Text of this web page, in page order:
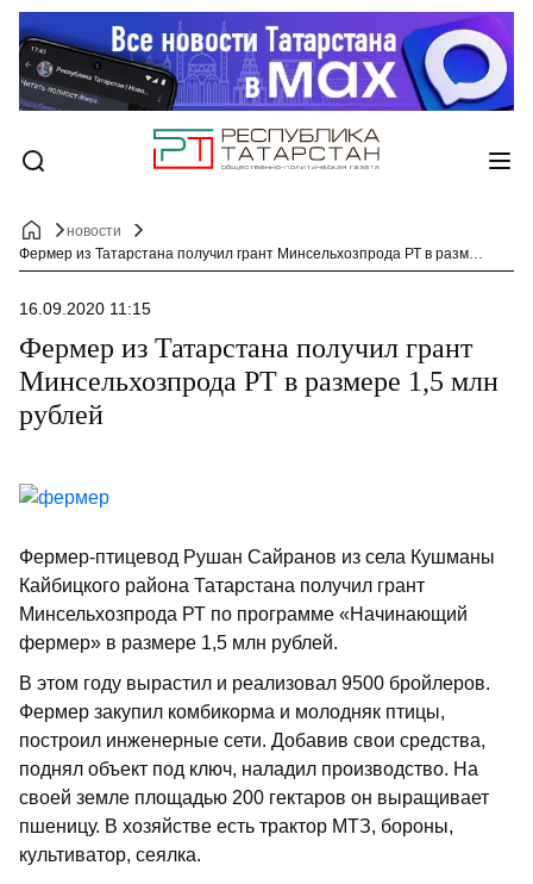
новости
Фермер из Татарстана получил грант Минсельхозпрода РТ в размере 1,5 млн рублей
16.09.2020 11:15
Фермер из Татарстана получил грант
Минсельхозпрода РТ в размере 1,5 млн
рублей
Фермер-птицевод Рушан Сайранов из села Кушманы
Кайбицкого района Татарстана получил грант
Минсельхозпрода РТ по программе «Начинающий
фермер» в размере 1,5 млн рублей.
В этом году вырастил и реализовал 9500 бройлеров.
Фермер закупил комбикорма и молодняк птицы,
построил инженерные сети. Добавив свои средства,
поднял объект под ключ, наладил производство. На
своей земле площадью 200 гектаров он выращивает
пшеницу. В хозяйстве есть трактор МТЗ, бороны,
культиватор, сеялка.